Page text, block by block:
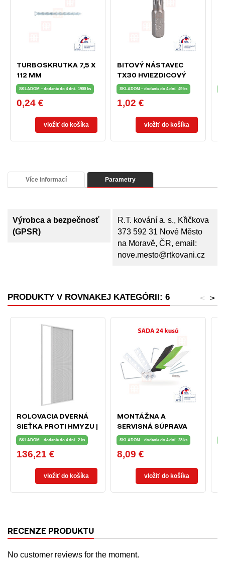
TURBOSKRUTKA 7,5 X
112 MM
SKLADOM – dodanie do 4 dní. 1900 ks
Cena
0,24 €
vložiť do košíka
BITOVÝ NÁSTAVEC
TX30 HVIEZDICOVÝ
PROFIL (TYP TORX)
SKLADOM – dodanie do 4 dní. 49 ks
Cena
1,02 €
vložiť do košíka
Více informací Parametry
Výrobca a bezpečnosť
(GPSR)
R.T. kování a. s., Křičkova
373 592 31 Nové Město
na Moravě, ČR, email:
nove.mesto@rtkovani.cz
PRODUKTY V ROVNAKEJ KATEGÓRII: 6 >
<
ROLOVACIA DVERNÁ
SIEŤKA PROTI HMYZU |
150X220 CM | BIELA
SKLADOM – dodanie do 4 dní. 2 ks
Cena
136,21 €
vložiť do košíka
MONTÁŽNA A
SERVISNÁ SÚPRAVA
PRE OKNÁ A DVERE
SKLADOM – dodanie do 4 dní. 28 ks
Cena
8,09 €
vložiť do košíka
RECENZE PRODUKTU
No customer reviews for the moment.